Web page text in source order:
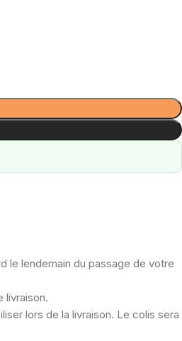
le lendemain du passage de votre
livraison.
lors de la livraison. Le colis sera